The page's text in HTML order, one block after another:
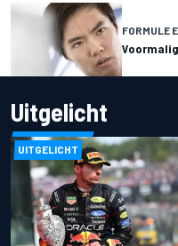
FORMULE E
Uitgelicht
UITGELICHT